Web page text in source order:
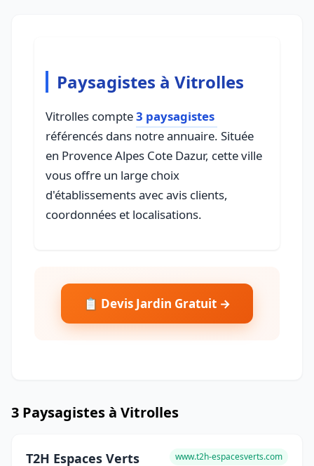
Paysagistes à Vitrolles
Vitrolles compte3 paysagistes
référencés dans notre annuaire. Située
en Provence Alpes Cote Dazur, cette ville
vous offre un large choix
d'établissements avec avis clients,
coordonnées et localisations.
📋 Devis Jardin Gratuit →
3 Paysagistes à Vitrolles
T2H Espaces Verts www.t2h-espacesverts.com